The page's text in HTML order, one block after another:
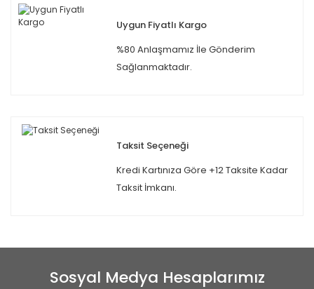
Uygun Fiyatlı Kargo
%80 Anlaşmamız İle Gönderim
Sağlanmaktadır.
Taksit Seçeneği
Kredi Kartınıza Göre +12 Taksite Kadar
Taksit İmkanı.
Sosyal Medya Hesaplarımız